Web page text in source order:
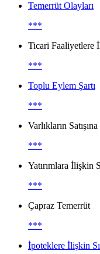
Temerrüt Olayları
***
Ticari Faaliyetlere
***
Toplu Eylem Şartı
***
Varlıkların
***
Yatırımlara İlişkin
***
Çapraz Temerrüt
***
İpoteklere İlişkin